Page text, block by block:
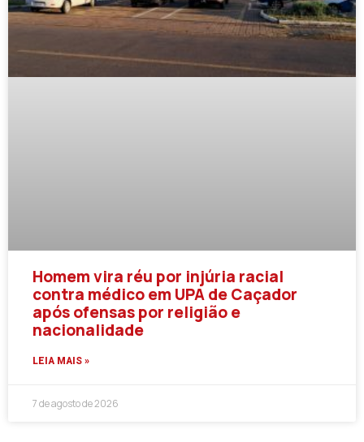
Homem vira réu por injúria racial
contra médico em UPA de Caçador
após ofensas por religião e
nacionalidade
LEIA MAIS »
7 de agosto de 2026